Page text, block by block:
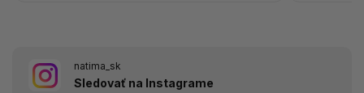
natima_sk
Sledovať na Instagrame